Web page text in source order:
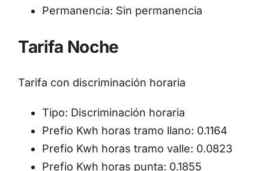
Permanencia: Sin permanencia
Tarifa Noche
Tarifa con discriminación horaria
Tipo: Discriminación horaria
Prefio Kwh horas tramo llano: 0.1164
Prefio Kwh horas tramo valle: 0.0823
Prefio Kwh horas punta: 0.1855